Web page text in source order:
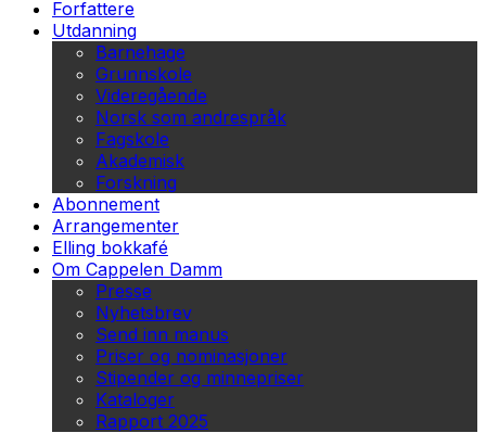
Forfattere
Utdanning
Barnehage
Grunnskole
Videregående
Norsk som andrespråk
Fagskole
Akademisk
Forskning
Abonnement
Arrangementer
Elling bokkafé
Om Cappelen Damm
Presse
Nyhetsbrev
Send inn manus
Priser og nominasjoner
Stipender og minnepriser
Kataloger
Rapport 2025